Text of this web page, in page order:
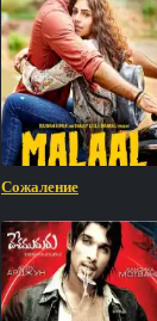
Сожаление